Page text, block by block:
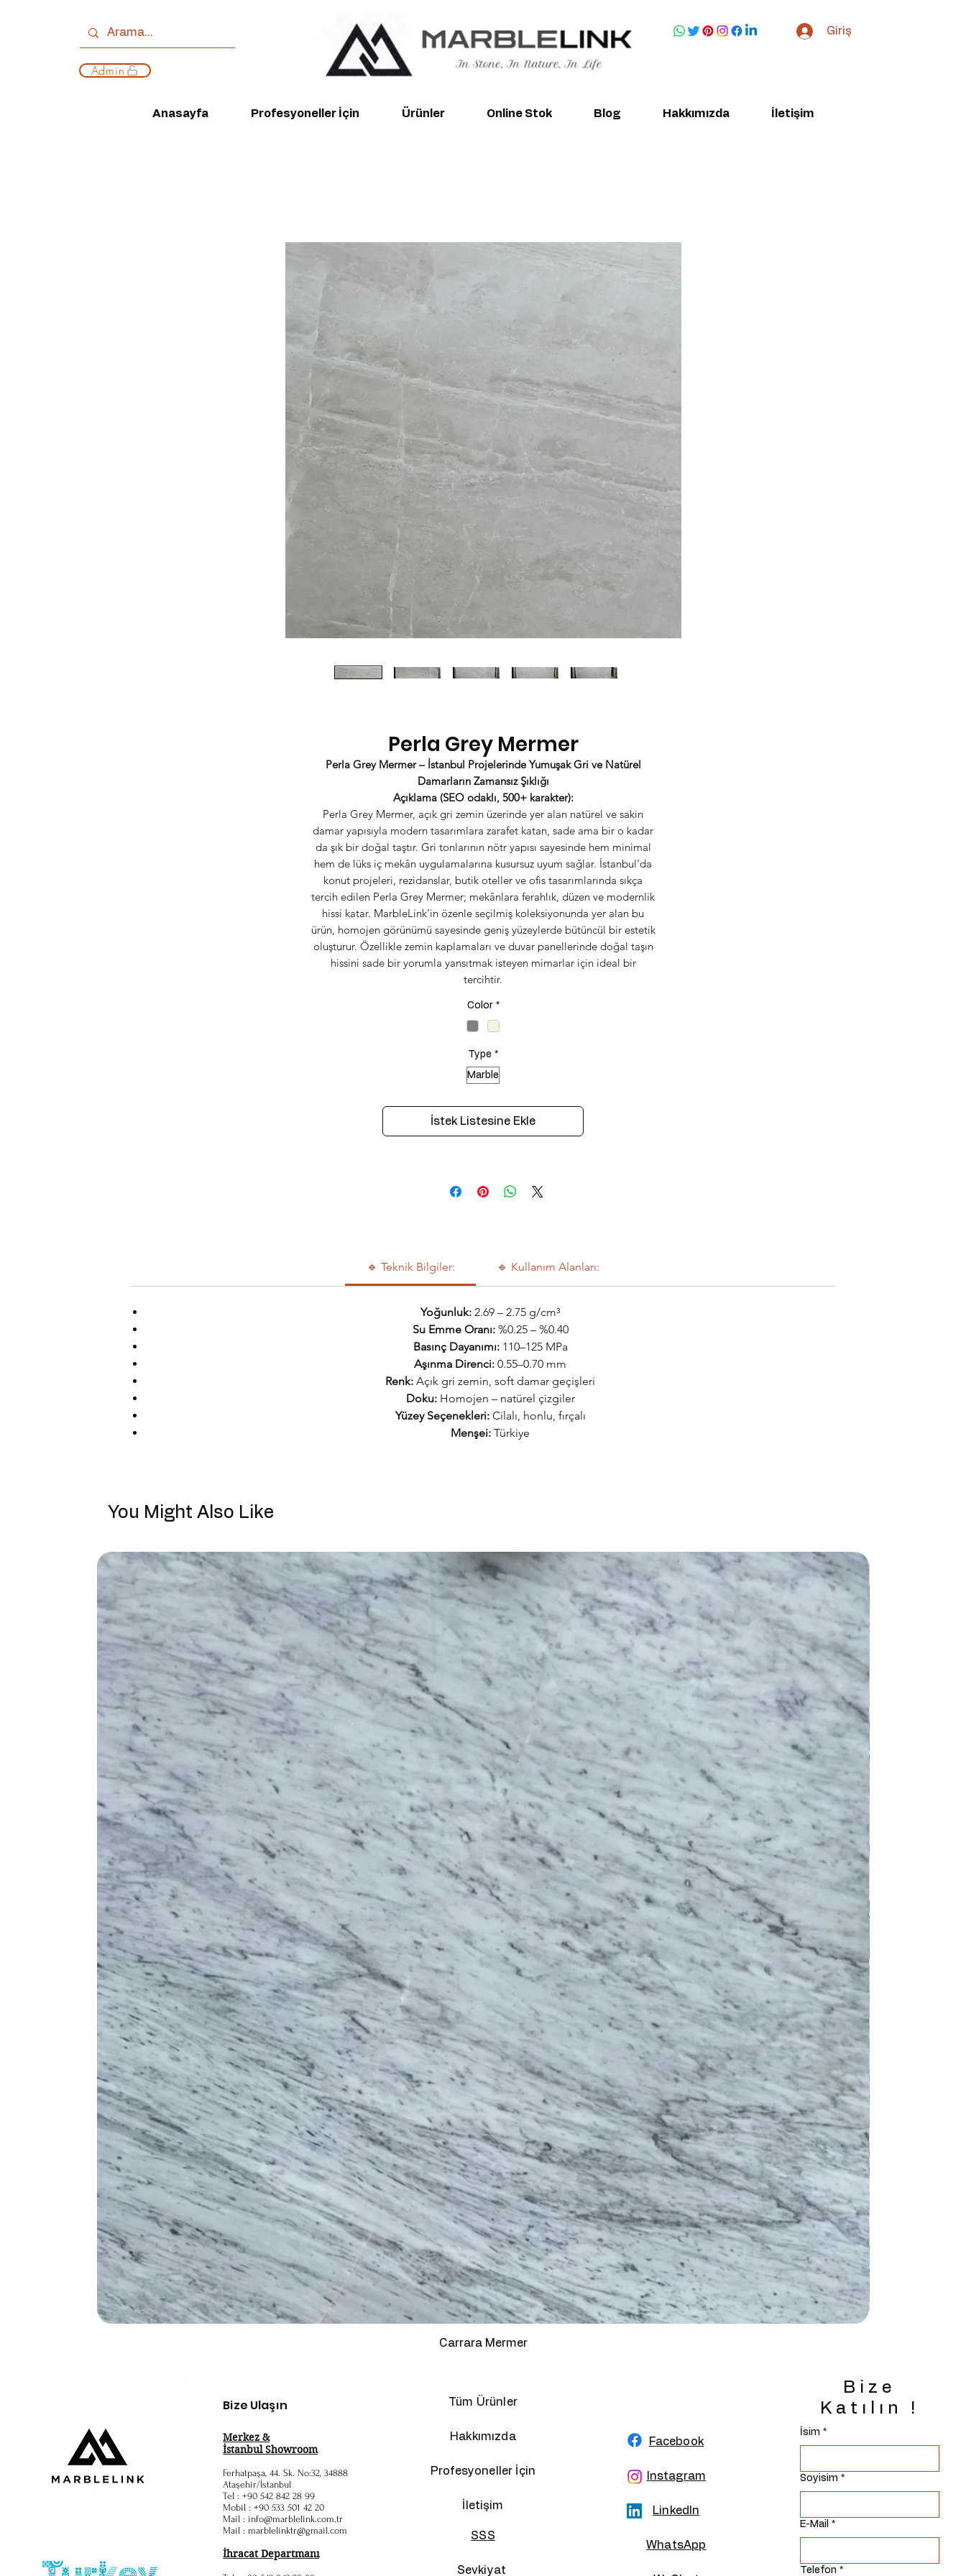
Admin
Giriş
Anasayfa Profesyoneller İçin Ürünler Online Stok Blog Hakkımızda İletişim
Perla Grey Mermer
Perla Grey Mermer – İstanbul Projelerinde Yumuşak Gri ve Natürel
Damarların Zamansız Şıklığı
Açıklama (SEO odaklı, 500+ karakter):
Perla Grey Mermer, açık gri zemin üzerinde yer alan natürel ve sakin
damar yapısıyla modern tasarımlara zarafet katan, sade ama bir o kadar
da şık bir doğal taştır. Gri tonlarının nötr yapısı sayesinde hem minimal
hem de lüks iç mekân uygulamalarına kusursuz uyum sağlar. İstanbul’da
konut projeleri, rezidanslar, butik oteller ve ofis tasarımlarında sıkça
tercih edilen Perla Grey Mermer; mekânlara ferahlık, düzen ve modernlik
hissi katar. MarbleLink’in özenle seçilmiş koleksiyonunda yer alan bu
ürün, homojen görünümü sayesinde geniş yüzeylerde bütüncül bir estetik
oluşturur. Özellikle zemin kaplamaları ve duvar panellerinde doğal taşın
hissini sade bir yorumla yansıtmak isteyen mimarlar için ideal bir
tercihtir.
Color *
Type *
Marble
İstek Listesine Ekle
🔹 Teknik Bilgiler: 🔹 Kullanım Alanları:
Yoğunluk: 2.69 – 2.75 g/cm³
Su Emme Oranı:%0.25 – %0.40
Basınç Dayanımı:110–125 MPa
Aşınma Direnci: 0.55–0.70 mm
Renk: Açık gri zemin, soft damar geçişleri
Doku:Homojen – natürel çizgiler
Yüzey Seçenekleri:Cilalı, honlu, fırçalı
Menşei: Türkiye
You Might Also Like
Carrara Mermer
Bize Ulaşın
Merkez &
İstanbul Showroom
Ferhatpaşa, 44. Sk. No:32, 34888
Ataşehir/İstanbul
Tel : +90 542 842 28 99
Mobil : +90 533 501 42 20
Mail : info@marblelink.com.tr
Mail : marblelinktr@gmail.com
İhracat Departmanı
SSS
Sevkiyat
Tüm Ürünler
Hakkımızda
Profesyoneller İçin
İletişim
Facebook
Instagram
Linkedln
WhatsApp
Bize
Katılın !
İsim *
Soyisim *
E-Mail *
Telefon *